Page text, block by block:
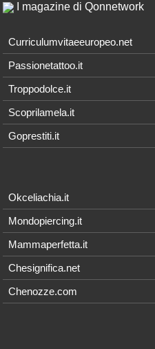
I magazine di Qonnetwork
Curriculumvitaeeuropeo.net
Passionetattoo.it
Troppodolce.it
Scoprilamela.it
Goprestiti.it
Okceliachia.it
Mondopiercing.it
Mammaperfetta.it
Chesignifica.net
Chenozze.com